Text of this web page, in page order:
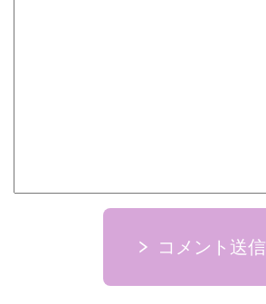
コメント送信